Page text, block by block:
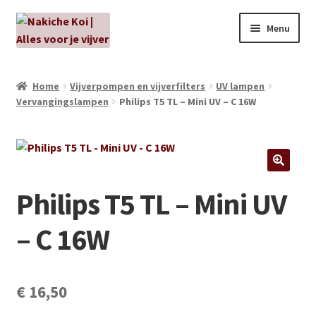
Ga
door
Ga
naar
Menu
Kabouters
Algenbehandeling
Aansluitmateriaal
Pakketten
Vijverpompen en vijverfilters
Home Vijverpompen en vijverfilters
UV lampen
Vervangingslampen
Philips T5 TL – Mini UV – C 16W
Philips T5 TL – Mini UV
– C 16W
€16,50